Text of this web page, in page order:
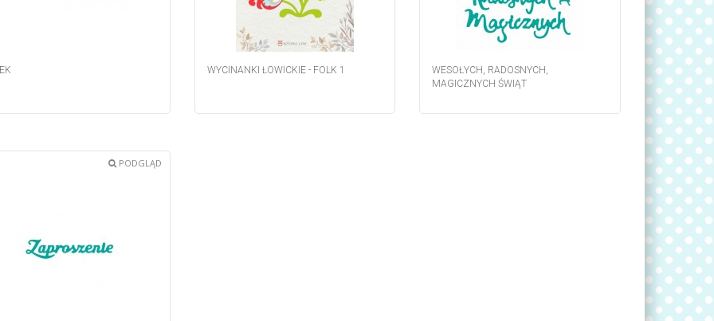
WYCINANKI ŁOWICKIE - FOLK 1
WESOŁYCH, RADOSNYCH,
MAGICZNYCH ŚWIĄT
PODGLĄD